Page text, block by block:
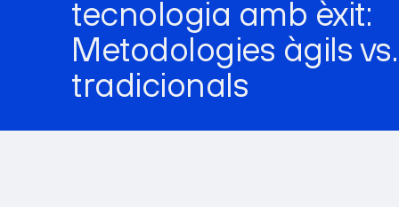
tecnologia amb èxit:
Metodologies àgils vs.
tradicionals